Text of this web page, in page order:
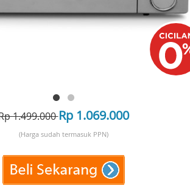
1.499.000Rp 1.069.000
(Harga sudah termasuk PPN)